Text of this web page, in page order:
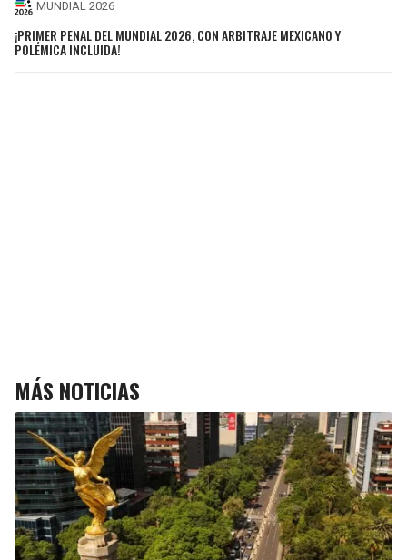
MUNDIAL 2026
¡PRIMER PENAL DEL MUNDIAL 2026, CON ARBITRAJE MEXICANO Y
POLÉMICA INCLUIDA!
MÁS NOTICIAS